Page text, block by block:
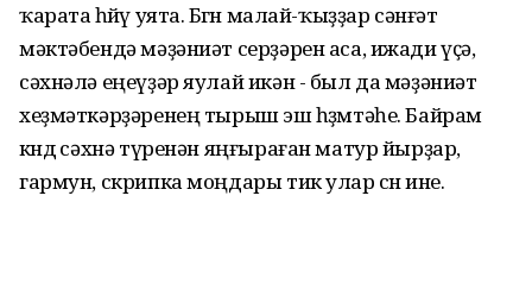
ҡарата һөйөү уята. Бөгөн малай-ҡыҙҙар сәнғәт
мәктәбендә мәҙәниәт серҙәрен аса, ижади үҫә,
сәхнәлә еңеүҙәр яулай икән - был да мәҙәниәт
хеҙмәткәрҙәренең тырыш эш һөҙөмтәһе. Байрам
көндө сәхнә түренән яңғыраған матур йырҙар,
гармун, скрипка моңдары тик улар өсөн ине.